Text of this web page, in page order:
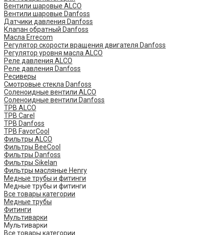
Вентили шаровые ALCO
Вентили шаровые Danfoss
Датчики давления Danfoss
Клапан обратный Danfoss
Масла Errecom
Регулятор скорости вращения двигателя Danfoss
Регулятор уровня масла ALCO
Реле давления ALCO
Реле давления Danfoss
Ресиверы
Смотровые стекла Danfoss
Соленоидные вентили ALCO
Соленоидные вентили Danfoss
ТРВ ALCO
ТРВ Carel
ТРВ Danfoss
ТРВ FavorCool
Фильтры ALCO
Фильтры BeeCool
Фильтры Danfoss
Фильтры Sikelan
Фильтры масляные Henry
Медные трубы и фитинги
Медные трубы и фитинги
Все товары категории
Медные трубы
Фитинги
Мультиварки
Мультиварки
Все товары категории